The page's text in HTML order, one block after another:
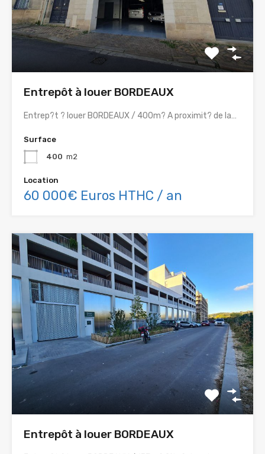
Entrepôt à louer BORDEAUX
Entrep?t ? louer BORDEAUX / 400m? A proximit? de la…
Surface
400 m2
Location
60 000€ Euros HTHC / an
Entrepôt à louer BORDEAUX